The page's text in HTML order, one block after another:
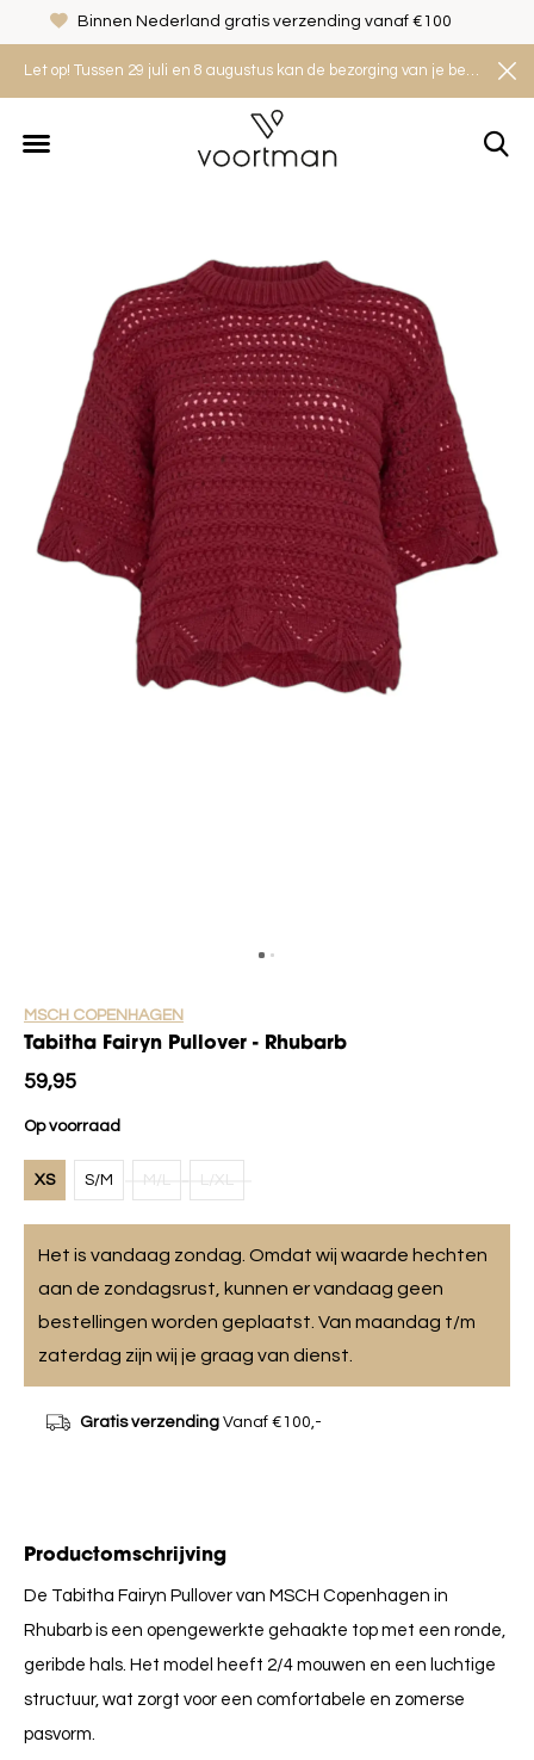
Let op! Tussen 29 juli en 8 augustus kan de bezorging van je bestelling iets langer duren. Houd rekening met een levertijd van 2 tot 4 werkdagen.
Binnen Nederland gratis verzending vanaf €100
MSCH COPENHAGEN
Tabitha Fairyn Pullover - Rhubarb
59,95
Op voorraad
XS S/M M/L L/XL
Het is vandaag zondag. Omdat wij waarde hechten
aan de zondagsrust, kunnen er vandaag geen
bestellingen worden geplaatst. Van maandag t/m
zaterdag zijn wij je graag van dienst.
Gratis verzendingVanaf €100,-
Productomschrijving
De Tabitha Fairyn Pullover van MSCH Copenhagen in
Rhubarb is een opengewerkte gehaakte top met een ronde,
geribde hals. Het model heeft 2/4 mouwen en een luchtige
structuur, wat zorgt voor een comfortabele en zomerse
pasvorm.